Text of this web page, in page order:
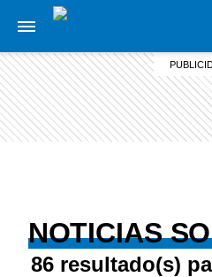
NOTICIAS
86 resultado(s)